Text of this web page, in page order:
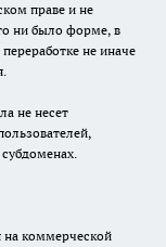
праве и не
ни было форме, в
не иначе
не несет
коммерческой